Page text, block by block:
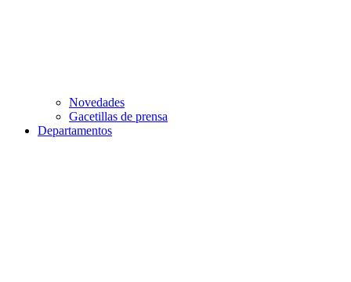
Novedades
Gacetillas de prensa
Departamentos